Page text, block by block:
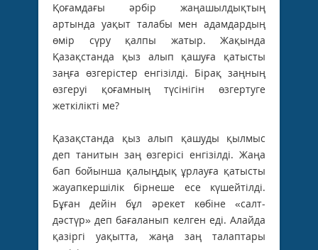
Қоғамдағы әрбір жаңашылдықтың
артында уақыт талабы мен адамдардың
өмір сүру қалпы жатыр. Жақында
Қазақстанда қыз алып қашуға қатысты
заңға өзгерістер енгізілді. Бірақ заңның
өзгеруі қоғамның түсінігін өзгертуге
жеткілікті ме?
Қазақстанда қыз алып қашуды қылмыс
деп танитын заң өзгерісі енгізілді. Жаңа
бап бойынша қалыңдық ұрлауға қатысты
жауапкершілік бірнеше есе күшейтілді.
Бұған дейін бұл әрекет көбіне «салт-
дәстүр» деп бағаланып келген еді. Алайда
қазіргі уақытта, жаңа заң талаптары